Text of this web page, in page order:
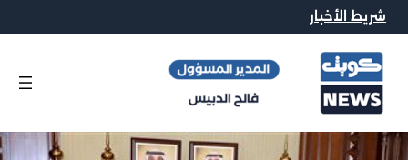
شريط الأخبار